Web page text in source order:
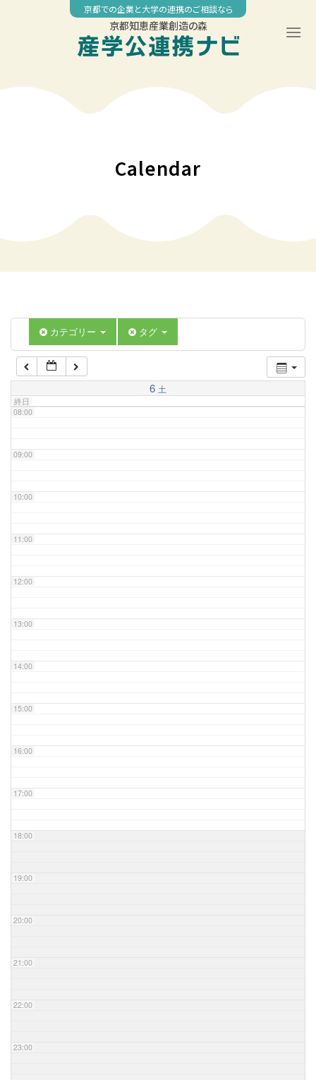
京都での企業と大学の連携のご相談なら
京都知恵産業創造の森
Calendar
カテゴリー タグ
6 土
終日
04:00
07:00
08:00
09:00
10:00
11:00
12:00
13:00
14:00
15:00
16:00
17:00
18:00
19:00
20:00
21:00
22:00
23:00